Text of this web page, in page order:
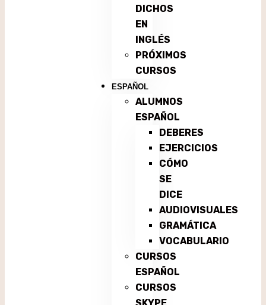
DICHOS
EN
INGLÉS
PRÓXIMOS
CURSOS
ESPAÑOL
ALUMNOS
ESPAÑOL
DEBERES
EJERCICIOS
CÓMO
SE
DICE
AUDIOVISUALES
GRAMÁTICA
VOCABULARIO
CURSOS
ESPAÑOL
CURSOS